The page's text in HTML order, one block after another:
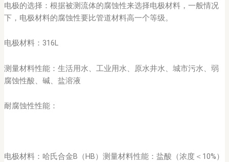
电极的选择：根据被测流体的腐蚀性来选择电极材料，一般情况
下，电极材料的腐蚀性要比管道材料高一个等级。
电极材料：316L
测量材料性能：生活用水、工业用水、原水井水、城市污水、弱
腐蚀性酸、碱、盐溶液
耐腐蚀性性能：
电极材料：哈氏合金B（HB）测量材料性能：盐酸（浓度＜10%）